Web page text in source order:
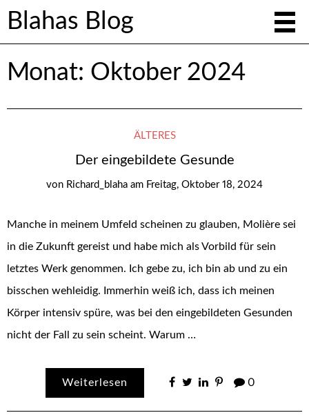
Blahas Blog
Monat: Oktober 2024
ÄLTERES
Der eingebildete Gesunde
von Richard_blaha am Freitag, Oktober 18, 2024
Manche in meinem Umfeld scheinen zu glauben, Molière sei
in die Zukunft gereist und habe mich als Vorbild für sein
letztes Werk genommen. Ich gebe zu, ich bin ab und zu ein
bisschen wehleidig. Immerhin weiß ich, dass ich meinen
Körper intensiv spüre, was bei den eingebildeten Gesunden
nicht der Fall zu sein scheint. Warum …
Weiterlesen 0